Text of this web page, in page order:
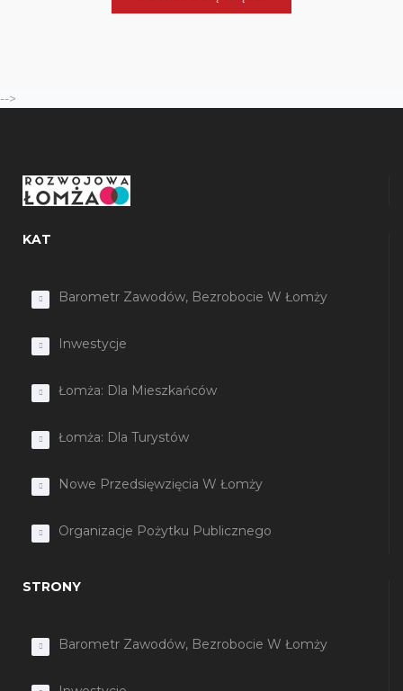
-->
KAT
Barometr Zawodów, Bezrobocie W Łomży
Inwestycje
Łomża: Dla Mieszkańców
Łomża: Dla Turystów
Nowe Przedsięwzięcia W Łomży
Organizacje Pożytku Publicznego
STRONY
Barometr Zawodów, Bezrobocie W Łomży